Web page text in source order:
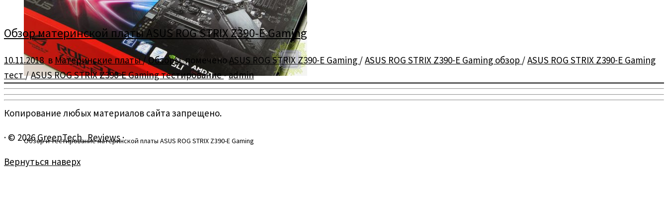
Обзор и тестирование материнской платы ASUS ROG STRIX Z390-E Gaming
Обзор материнской платы ASUS ROG STRIX Z390-E Gaming
10.11.2018 в Материнские платы/ОбзорыпомеченоASUS ROG STRIX Z390-E Gaming /ASUS ROG STRIX Z390-E Gaming обзор /ASUS ROG STRIX Z390-E Gaming
тест/ASUS ROG STRIX Z390-E Gaming тестирование-admin
Копирование любых материалов сайта запрещено.
· © 2026GreenTech_Reviews·
Вернуться наверх